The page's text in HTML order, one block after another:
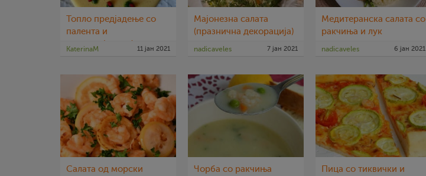
Топло предјадење со
палента и
ракчиња(посно)
KaterinaM 11 јан 2021
Мајонезна салата
(празнична декорација)
nadicaveles 7 јан 2021
Медитеранска салата со
ракчиња и лук
nadicaveles 6 јан 2021
Салата од морски
Чорба со ракчиња
Пица со тиквички и